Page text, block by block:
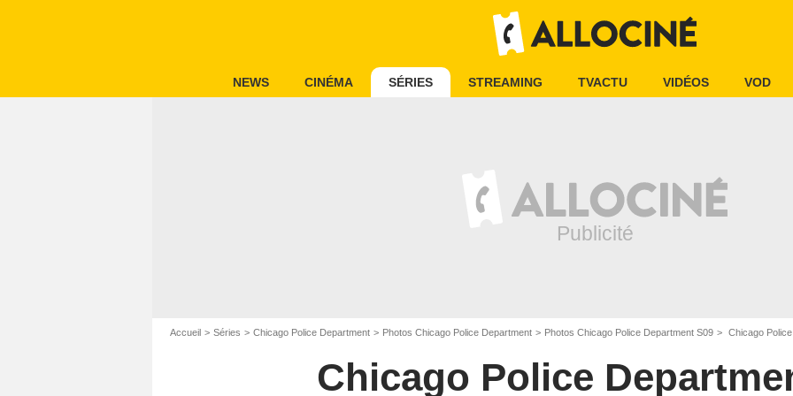
NEWS CINÉMA SÉRIES STREAMING TVACTU VIDÉOS VOD
Accueil Séries Chicago Police Department Photos Chicago Police Department Photos Chicago Police Department S09 Chicago Police
Chicago Police